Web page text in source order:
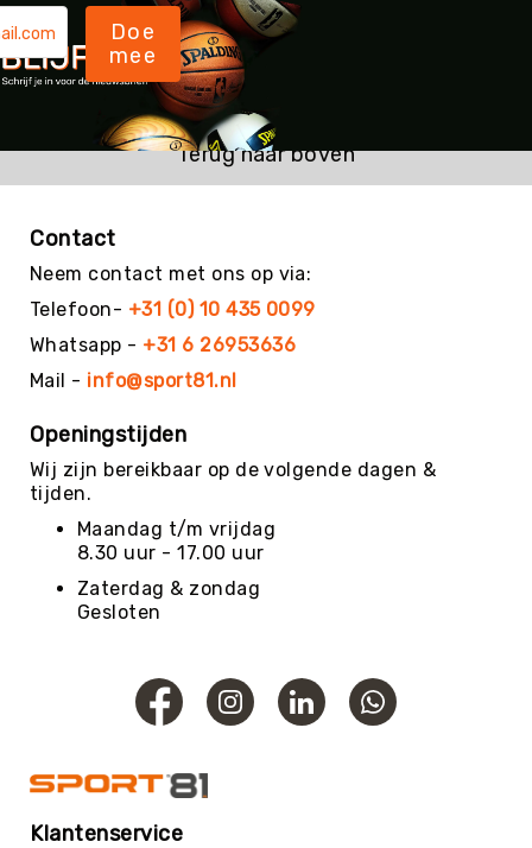
Oriëntatie
Padel
Pickleball
Pilates
Ball
Rugby
Scouting/Outdoor
Slacklinen
Skate
Sporten
Speedbadminton
Spikeball
Steppen
Tafelvoetbal
Tchoukbal
Ballen
Tennis
Trampolinespringen
Doe
mee
Terug naar boven
Contact
Neem contact met ons op via:
Telefoon- +31 (0) 10 435 0099
Whatsapp - +31 6 26953636
Mail - info@sport81.nl
Openingstijden
Wij zijn bereikbaar op de volgende dagen &
tijden.
Maandag t/m vrijdag
8.30 uur - 17.00 uur
Zaterdag & zondag
Gesloten
Klantenservice